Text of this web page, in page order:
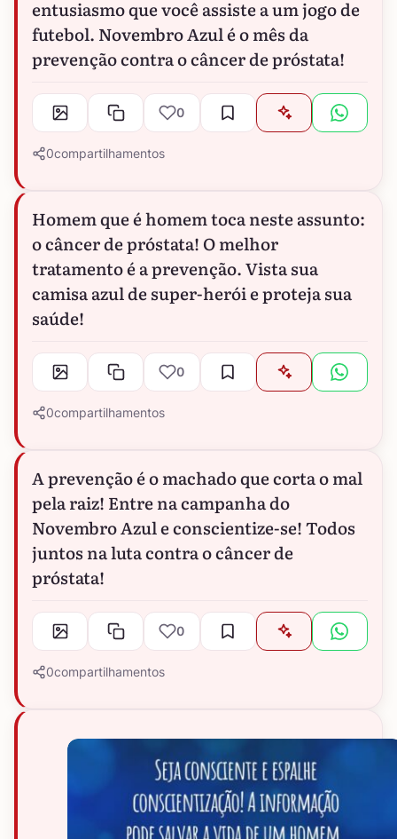
entusiasmo que você assiste a um jogo de
futebol. Novembro Azul é o mês da
prevenção contra o câncer de próstata!
0
0compartilhamentos
Homem que é homem toca neste assunto:
o câncer de próstata! O melhor
tratamento é a prevenção. Vista sua
camisa azul de super-herói e proteja sua
saúde!
0
0compartilhamentos
A prevenção é o machado que corta o mal
pela raiz! Entre na campanha do
Novembro Azul e conscientize-se! Todos
juntos na luta contra o câncer de
próstata!
0
0compartilhamentos